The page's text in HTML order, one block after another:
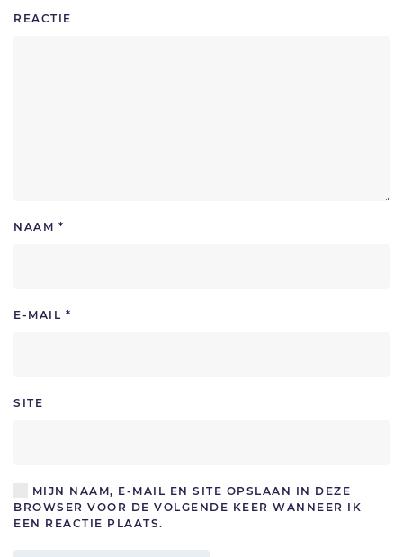
REACTIE
NAAM *
E-MAIL *
SITE
MIJN NAAM, E-MAIL EN SITE OPSLAAN IN DEZE
BROWSER VOOR DE VOLGENDE KEER WANNEER IK
EEN REACTIE PLAATS.